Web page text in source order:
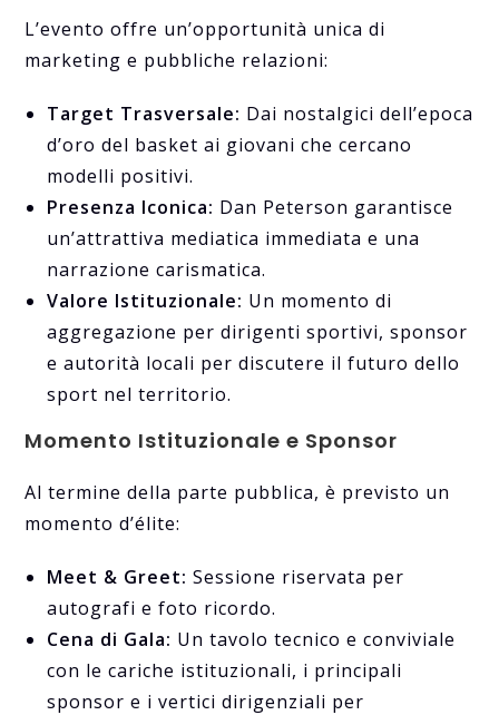
L’evento offre un’opportunità unica di
marketing e pubbliche relazioni:
Target Trasversale: Dai nostalgici dell’epoca
d’oro del basket ai giovani che cercano
modelli positivi.
Presenza Iconica: Dan Peterson garantisce
un’attrattiva mediatica immediata e una
narrazione carismatica.
Valore Istituzionale: Un momento di
aggregazione per dirigenti sportivi, sponsor
e autorità locali per discutere il futuro dello
sport nel territorio.
Momento Istituzionale e Sponsor
Al termine della parte pubblica, è previsto un
momento d’élite:
Meet & Greet: Sessione riservata per
autografi e foto ricordo.
Cena di Gala: Un tavolo tecnico e conviviale
con le cariche istituzionali, i principali
sponsor e i vertici dirigenziali per